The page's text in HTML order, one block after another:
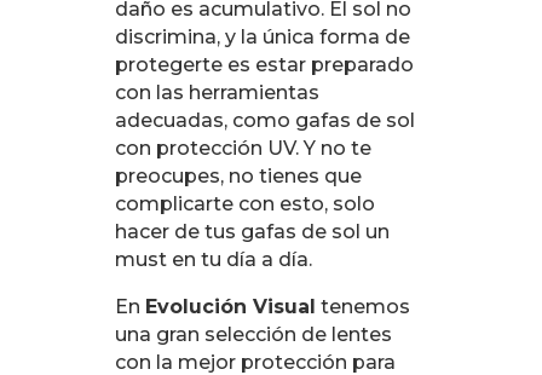
daño es acumulativo. El sol no
discrimina, y la única forma de
protegerte es estar preparado
con las herramientas
adecuadas, como gafas de sol
con protección UV. Y no te
preocupes, no tienes que
complicarte con esto, solo
hacer de tus gafas de sol un
must en tu día a día.
En Evolución Visual tenemos
una gran selección de lentes
con la mejor protección para